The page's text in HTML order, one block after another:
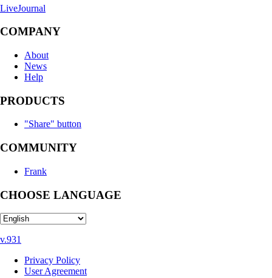
LiveJournal
COMPANY
About
News
Help
PRODUCTS
"Share" button
COMMUNITY
Frank
CHOOSE LANGUAGE
v.931
Privacy Policy
User Agreement